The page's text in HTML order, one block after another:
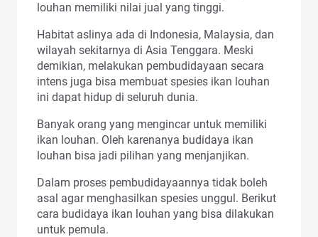
louhan memiliki nilai jual yang tinggi.
Habitat aslinya ada di Indonesia, Malaysia, dan
wilayah sekitarnya di Asia Tenggara. Meski
demikian, melakukan pembudidayaan secara
intens juga bisa membuat spesies ikan louhan
ini dapat hidup di seluruh dunia.
Banyak orang yang mengincar untuk memiliki
ikan louhan. Oleh karenanya budidaya ikan
louhan bisa jadi pilihan yang menjanjikan.
Dalam proses pembudidayaannya tidak boleh
asal agar menghasilkan spesies unggul. Berikut
cara budidaya ikan louhan yang bisa dilakukan
untuk pemula.